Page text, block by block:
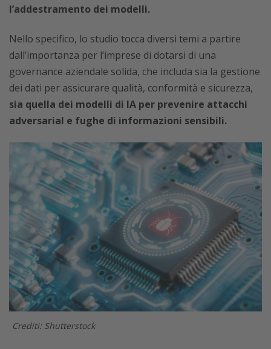
l’addestramento dei modelli.
Nello specifico, lo studio tocca diversi temi a partire
dall’importanza per l’imprese di dotarsi di una
governance aziendale solida, che includa sia la gestione
dei dati per assicurare qualità, conformità e sicurezza,
sia quella dei modelli di IA per prevenire attacchi
adversarial e fughe di informazioni sensibili.
Crediti: Shutterstock